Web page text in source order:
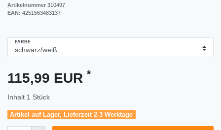
Artikelnummer 310497
EAN: 4251563483137
FARBE
115,99 EUR *
Inhalt 1 Stück
Artikel auf Lager, Lieferzeit 2-3 Werktage